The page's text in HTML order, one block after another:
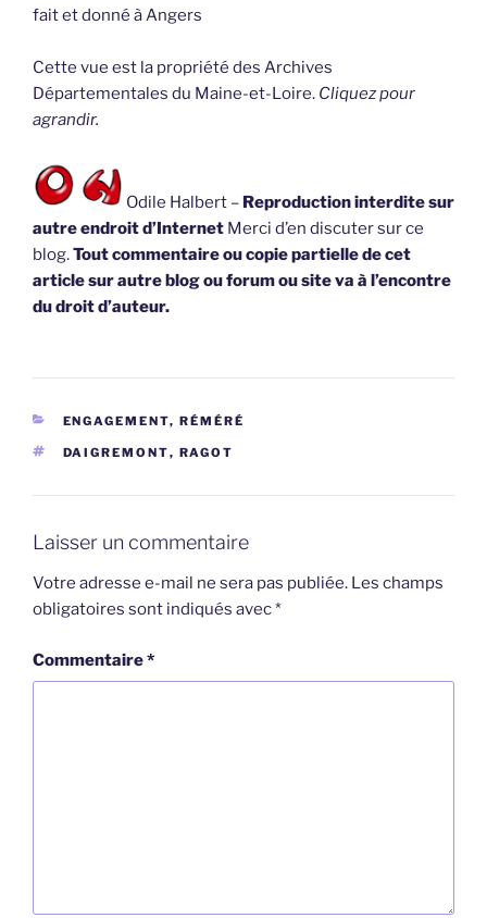
fait et donné à Angers
Cette vue est la propriété des Archives
Départementales du Maine-et-Loire. Cliquez pour
agrandir.
Odile Halbert – Reproduction interdite sur
autre endroit d’Internet Merci d’en discuter sur ce
blog.Tout commentaire ou copie partielle de cet
article sur autre blog ou forum ou site va à l’encontre
du droit d’auteur.
CATÉGORIES
ENGAGEMENT, RÉMÉRÉ
ÉTIQUETTES
DAIGREMONT, RAGOT
Laisser un commentaire
Votre adresse e-mail ne sera pas publiée. Les champs
obligatoires sont indiqués avec*
Commentaire*